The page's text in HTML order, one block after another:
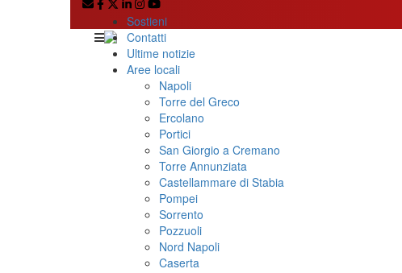
Sostieni
Contatti
Ultime notizie
Aree locali
Napoli
Torre del Greco
Ercolano
Portici
San Giorgio a Cremano
Torre Annunziata
Castellammare di Stabia
Pompei
Sorrento
Pozzuoli
Nord Napoli
Caserta